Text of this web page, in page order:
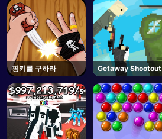
핑키를 구하라 Getaway Shootout